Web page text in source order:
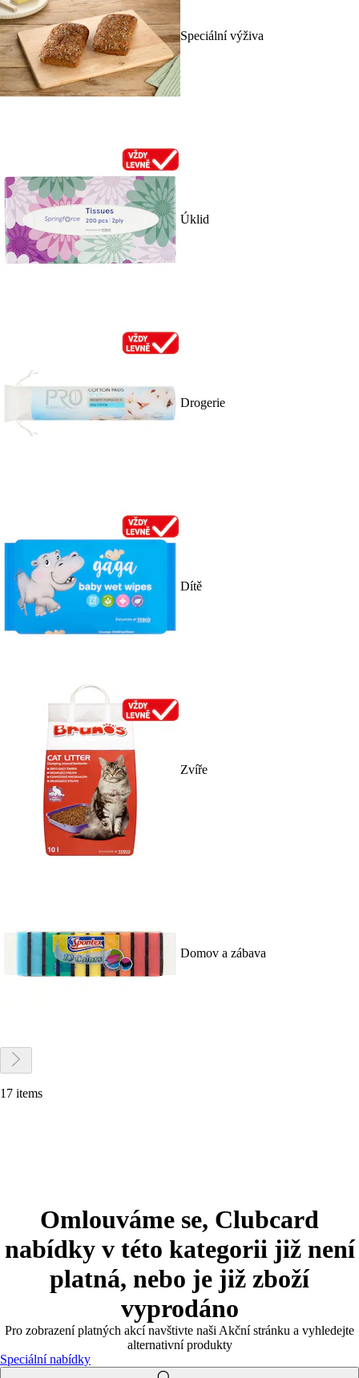
Speciální výživa
Úklid
Drogerie
Dítě
Zvíře
Domov a zábava
17 items
Omlouváme se, Clubcard
nabídky v této kategorii již není
platná, nebo je již zboží
vyprodáno
Pro zobrazení platných akcí navštivte naši Akční stránku a vyhledejte
alternativní produkty
Speciální nabídky